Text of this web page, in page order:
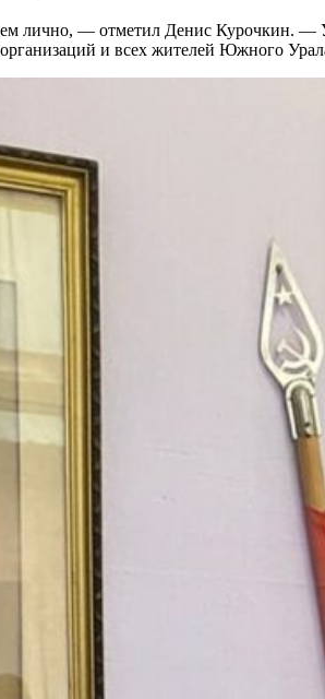
лично, — отметил Денис Курочкин. —
и всех жителей Южного